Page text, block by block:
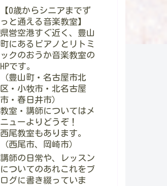
【0歳からシニアまでず
っと通える音楽教室】
県営空港すぐ近く、豊山
町にあるピアノとリトミ
ックのおうか音楽教室の
HPです。
（豊山町・名古屋市北
区・小牧市・北名古屋
市・春日井市）
教室・講師についてはメ
ニューよりどうぞ！
西尾教室もあります。
（西尾市、岡崎市）
講師の日常や、レッスン
についてのあれこれをブ
ログに書き綴っていま